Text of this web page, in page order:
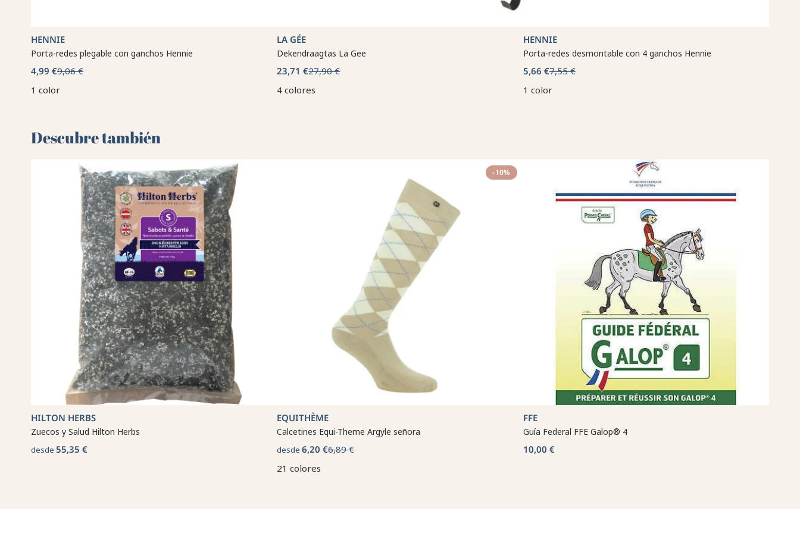
HENNIE
Porta-redes plegable con ganchos Hennie
4,99 €9,06 €
1 color
LA GÉE
Dekendraagtas La Gee
23,71 €27,90 €
4 colores
HENNIE
Porta-redes desmontable con 4 ganchos Hennie
5,66 €7,55 €
1 color
Descubre también 🌻
HILTON HERBS
Zuecos y Salud Hilton Herbs
desde55,35 €
-10%
EQUITHÈME
Calcetines Equi-Theme Argyle señora
desde6,20 €6,89 €
21 colores
FFE
Guía Federal FFE Galop® 4
10,00 €